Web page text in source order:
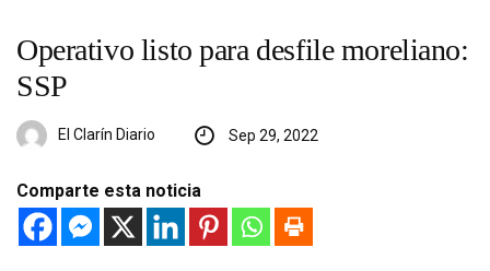
Operativo listo para desfile moreliano:
SSP
El Clarín Diario Sep 29, 2022
Comparte esta noticia